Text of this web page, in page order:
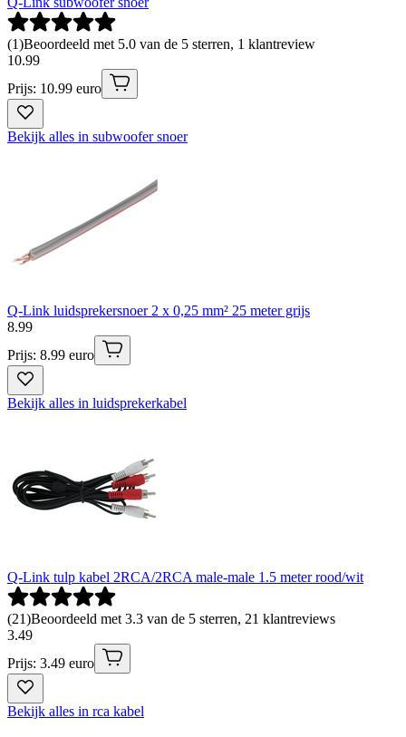
(1)Beoordeeld met 5.0 van de 5 sterren, 1 klantreview
10.99
Prijs: 10.99 euro
Bekijk alles in subwoofer snoer
Q-Link luidsprekersnoer 2 x 0,25 mm² 25 meter grijs
8.99
Prijs: 8.99 euro
Bekijk alles in luidsprekerkabel
Q-Link tulp kabel 2RCA/2RCA male-male 1.5 meter rood/wit
(21)Beoordeeld met 3.3 van de 5 sterren, 21 klantreviews
3.49
Prijs: 3.49 euro
Bekijk alles in rca kabel